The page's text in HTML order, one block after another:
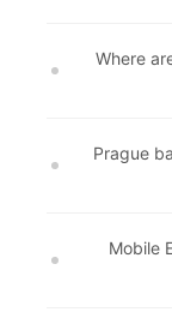
Where
Prague
Mobile